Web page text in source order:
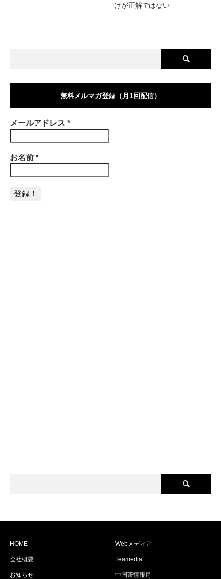
けが正解ではない
無料メルマガ登録（月1回配信）
メールアドレス *
お名前 *
HOME
会社概要
お知らせ
Webメディア
Teamedia
中国茶情報局